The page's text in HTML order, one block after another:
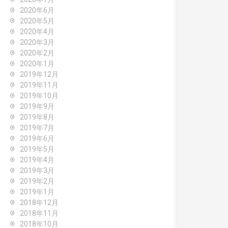
2020年6月
2020年5月
2020年4月
2020年3月
2020年2月
2020年1月
2019年12月
2019年11月
2019年10月
2019年9月
2019年8月
2019年7月
2019年6月
2019年5月
2019年4月
2019年3月
2019年2月
2019年1月
2018年12月
2018年11月
2018年10月